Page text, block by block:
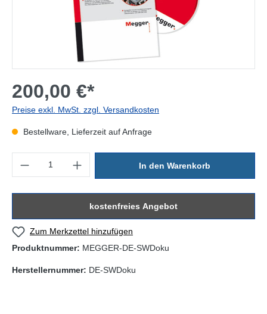
200,00 €*
Preise exkl. MwSt. zzgl. Versandkosten
Bestellware, Lieferzeit auf Anfrage
In den Warenkorb
kostenfreies Angebot
Zum Merkzettel hinzufügen
Produktnummer: MEGGER-DE-SWDoku
Herstellernummer: DE-SWDoku